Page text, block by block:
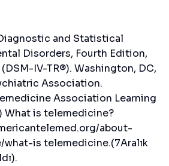
and Statistical
Disorders, Fourth Edition,
IV-TR®). Washington, DC,
Association.
Association Learning
What is telemedicine?
about-
is telemedicine.(7Aralık